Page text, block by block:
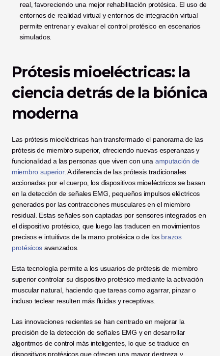
real, favoreciendo una mejor rehabilitación protésica. El uso de
entornos de realidad virtual y entornos de integración virtual
permite entrenar y evaluar el control protésico en escenarios
simulados.
Prótesis mioeléctricas: la
ciencia detrás de la biónica
moderna
Las prótesis mioeléctricas han transformado el panorama de las
prótesis de miembro superior, ofreciendo nuevas esperanzas y
funcionalidad a las personas que viven con una amputación de
miembro superior. A diferencia de las prótesis tradicionales
accionadas por el cuerpo, los dispositivos mioeléctricos se basan
en la detección de señales EMG, pequeños impulsos eléctricos
generados por las contracciones musculares en el miembro
residual. Estas señales son captadas por sensores integrados en
el dispositivo protésico, que luego las traducen en movimientos
precisos e intuitivos de la mano protésica o de los brazos
protésicos avanzados.
Esta tecnología permite a los usuarios de prótesis de miembro
superior controlar su dispositivo protésico mediante la activación
muscular natural, haciendo que tareas como agarrar, pinzar o
incluso teclear resulten más fluidas y receptivas.
Las innovaciones recientes se han centrado en mejorar la
precisión de la detección de señales EMG y en desarrollar
algoritmos de control más inteligentes, lo que se traduce en
dispositivos protésicos que ofrecen una mayor destreza y